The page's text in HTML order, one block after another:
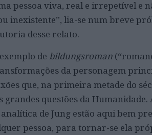
pessoa viva, real e irrepetível e
inexistente”, lia-se num breve
desse relato.
de bildungsroman
da personagem
que, na primeira metade do
questões da Humanidade.
de Jung estão aqui bem
pessoa, para tornar-se ela